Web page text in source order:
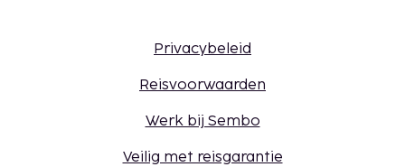
Privacybeleid
Reisvoorwaarden
Werk bij Sembo
Veilig met reisgarantie